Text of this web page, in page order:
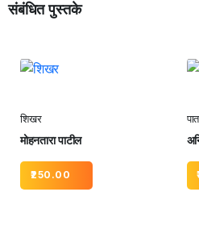
संबंधित पुस्तके
शिखर
मोहनतारा पाटील
250.00